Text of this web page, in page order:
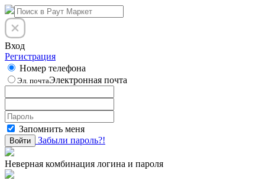
Вход
Регистрация
Номер телефона
Эл. почтаЭлектронная почта
Запомнить меня
Войти Забыли пароль?!
Неверная комбинация логина и пароля